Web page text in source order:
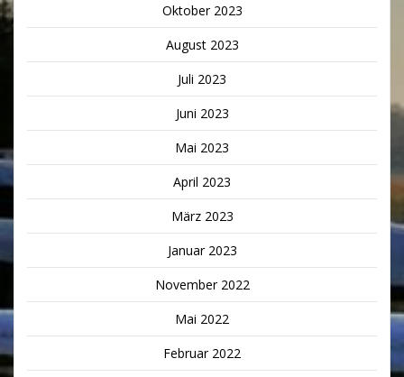
Oktober 2023
August 2023
Juli 2023
Juni 2023
Mai 2023
April 2023
März 2023
Januar 2023
November 2022
Mai 2022
Februar 2022